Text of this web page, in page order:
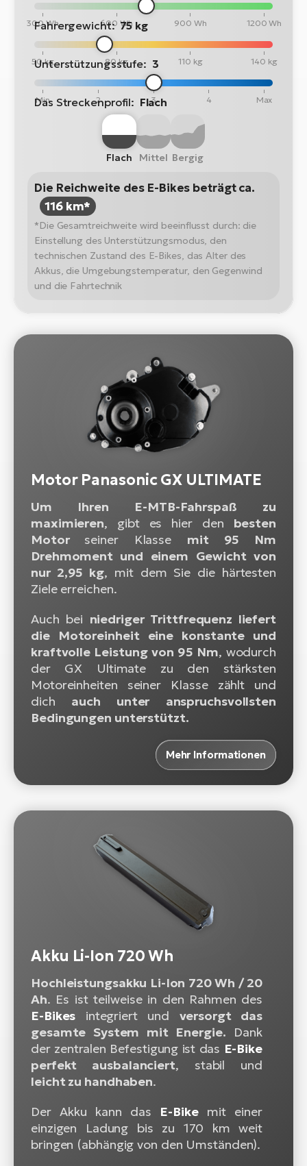
300 Wh 600 Wh 900 Wh 1200 Wh
Fahrergewicht: 75 kg
50 kg 80 kg 110 kg 140 kg
Unterstützungsstufe: 3
Min 2 3 4 Max
Das Streckenprofil: Flach
Flach Mittel Bergig
Die Reichweite des E-Bikes beträgt ca.
116 km*
*Die Gesamtreichweite wird beeinflusst durch: die
Einstellung des Unterstützungsmodus, den
technischen Zustand des E-Bikes, das Alter des
Akkus, die Umgebungstemperatur, den Gegenwind
und die Fahrtechnik
Motor Panasonic GX ULTIMATE
Um Ihren E-MTB-Fahrspaß zu
maximieren, gibt es hier den besten
Motor seiner Klasse mit 95 Nm
Drehmoment und einem Gewicht von
nur 2,95 kg, mit dem Sie die härtesten
Ziele erreichen.
Auch bei niedriger Trittfrequenz liefert
die Motoreinheit eine konstante und
kraftvolle Leistung von 95 Nm, wodurch
der GX Ultimate zu den stärksten
Motoreinheiten seiner Klasse zählt und
dich auch unter anspruchsvollsten
Bedingungen unterstützt.
Mehr Informationen
Akku Li-Ion 720 Wh
Hochleistungsakku Li-Ion 720 Wh / 20
Ah. Es ist teilweise in den Rahmen des
E-Bikes integriert und versorgt das
gesamte System mit Energie. Dank
der zentralen Befestigung ist das E-Bike
perfekt ausbalanciert, stabil und
leicht zu handhaben.
Der Akku kann das E-Bikemit einer
einzigen Ladung bis zu 170 km weit
bringen (abhängig von den Umständen).